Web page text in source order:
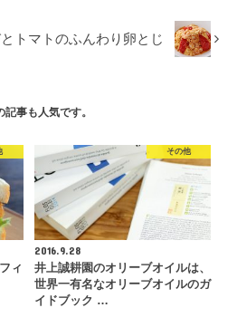
トマトのふんわり卵とじ
記事も人気です。
ィ
その他
2016.9.28
井上誠耕園のオリーブオイルは、
世界一有名なオリーブオイルのガ
イドブック …